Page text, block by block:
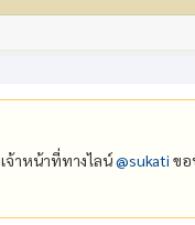
จ้าหน้าที่ทางไลน์@‌sukati ข